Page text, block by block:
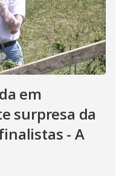
em
surpresa da
- A